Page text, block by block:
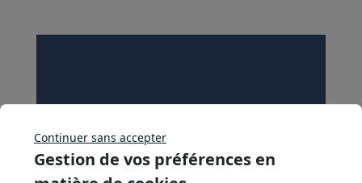
d'experts est à votre écoute !
Continuer sans accepter
Gestion de vos préférences en